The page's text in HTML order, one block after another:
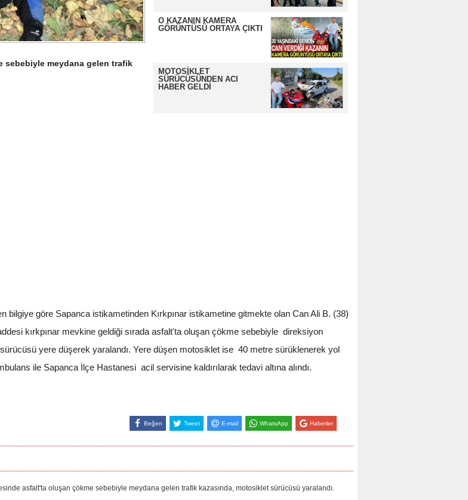
O KAZANIN KAMERA
GÖRÜNTÜSÜ ORTAYA ÇIKTI
MOTOSİKLET
SÜRÜCÜSÜNDEN ACI
HABER GELDİ
sebebiyle meydana gelen trafik
bilgiye göre Sapanca istikametinden Kırkpınar istikametine gitmekte olan Can Ali B. (38)
kırkpınar mevkine geldiği sırada asfalt'ta oluşan çökme sebebiyle direksiyon
yere düşerek yaralandı. Yere düşen motosiklet ise 40 metre sürüklenerek yol
ile Sapanca İlçe Hastanesi acil servisine kaldırılarak tedavi altına alındı.
Beğen Tweet E-mail WhatsApp Haberler
asfalt'ta oluşan çökme sebebiyle meydana gelen trafik kazasında, motosiklet sürücüsü yaralandı.